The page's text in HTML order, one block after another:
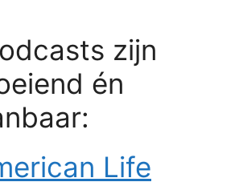
zijn
én
Life